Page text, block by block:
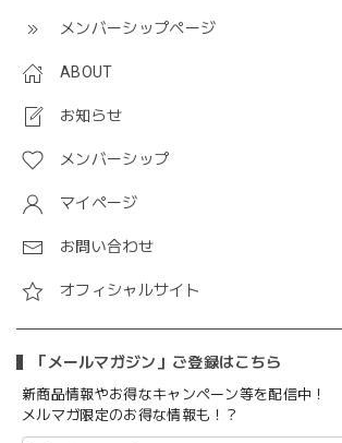
メンバーシップページ
ABOUT
お知らせ
メンバーシップ
マイページ
お問い合わせ
オフィシャルサイト
「メールマガジン」ご登録はこちら
新商品情報やお得なキャンペーン等を配信中！
メルマガ限定のお得な情報も！？